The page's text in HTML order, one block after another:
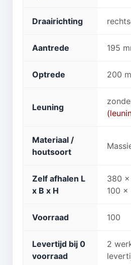
Draairichting
Aantrede 195
Optrede 200
Leuning
Materiaal /
houtsoort
Zelf afhalen L
x B x H
380
100 x
Voorraad 100
Levertijd bij 0
voorraad
2